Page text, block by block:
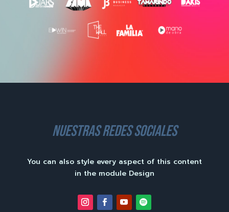
nuestras redes sociales
You can also style every aspect of this content
in the module Design